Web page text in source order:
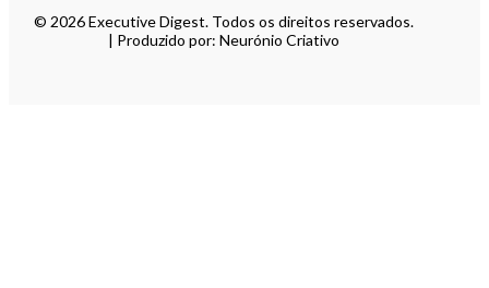
© 2026 Executive Digest. Todos os direitos reservados.
| Produzido por: Neurónio Criativo